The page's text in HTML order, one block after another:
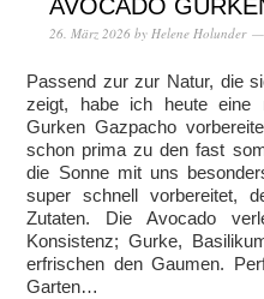
AVOCADO
26. März 2026 by Helene Holunder
Passend zur zur Natur, die
zeigt, habe ich heute eine
Gurken Gazpacho
schon prima zu den fast
die Sonne mit uns
super schnell vorbereitet,
Zutaten. Die Avocado
Konsistenz; Gurke,
erfrischen den Gaumen.
Garten…